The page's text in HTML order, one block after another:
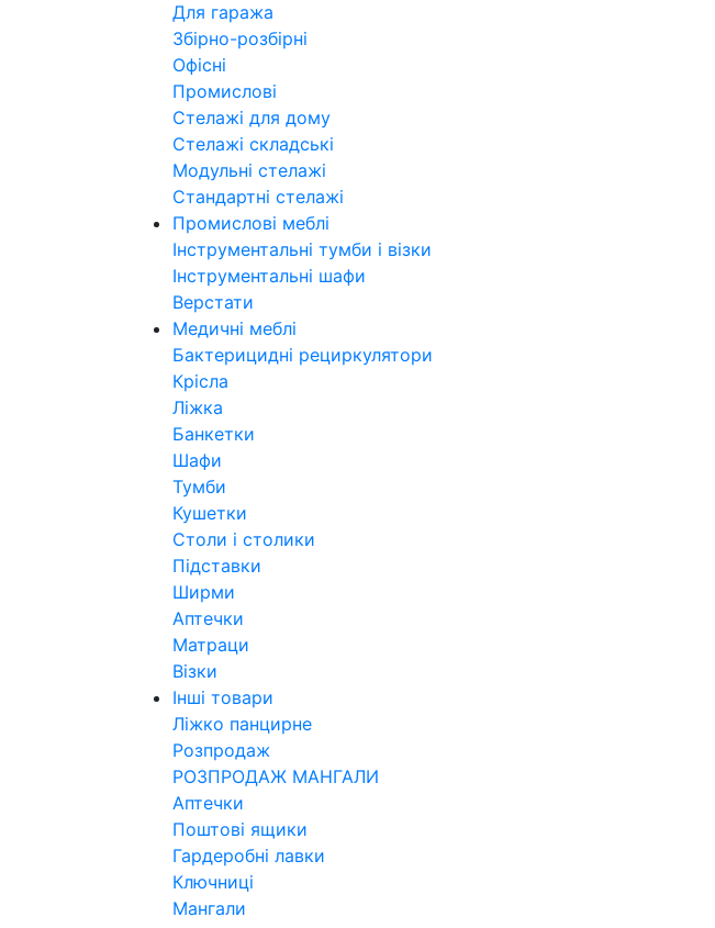
Для гаража
Збірно-розбірні
Офісні
Промислові
Стелажі для дому
Стелажі складські
Модульні стелажі
Стандартні стелажі
Промислові меблі
Інструментальні тумби і візки
Інструментальні шафи
Верстати
Медичні меблі
Бактерицидні рециркулятори
Крісла
Ліжка
Банкетки
Шафи
Тумби
Кушетки
Столи і столики
Підставки
Ширми
Аптечки
Матраци
Візки
Інші товари
Ліжко панцирне
Розпродаж
РОЗПРОДАЖ МАНГАЛИ
Аптечки
Поштові ящики
Гардеробні лавки
Ключниці
Мангали